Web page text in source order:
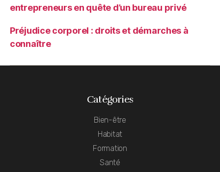
entrepreneurs en quête d’un bureau privé
Préjudice corporel : droits et démarches à
connaître
Catégories
Bien-être
Habitat
Formation
Santé